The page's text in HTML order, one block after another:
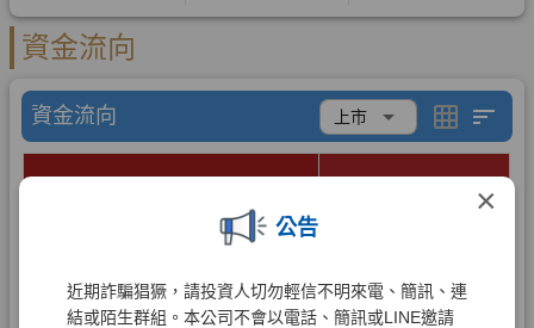
×
公告
近期詐騙猖獗，請投資人切勿輕信不明來電、簡訊、連
結或陌生群組。本公司不會以電話、簡訊或LINE邀請